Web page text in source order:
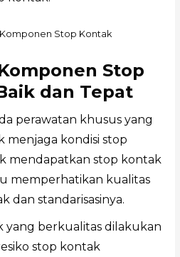
Stop
dan Tepat
perawatan khusus yang
kondisi stop
mendapatkan stop kontak
memperhatikan kualitas
dan standarisasinya.
yang berkualitas dilakukan
stop kontak